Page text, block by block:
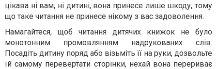
цікава ні вам, ні дитині, вона принесе лише шкоду, тому
що таке читання не принесе нікому з вас задоволення.
Намагайтеся, щоб читання дитячих книжок не було
монотонним промовлянням надрукованих слів.
Посадіть дитину поряд або візьміть її на руки, дозвольте
їй самому перевертати сторінки, нехай вона перериває